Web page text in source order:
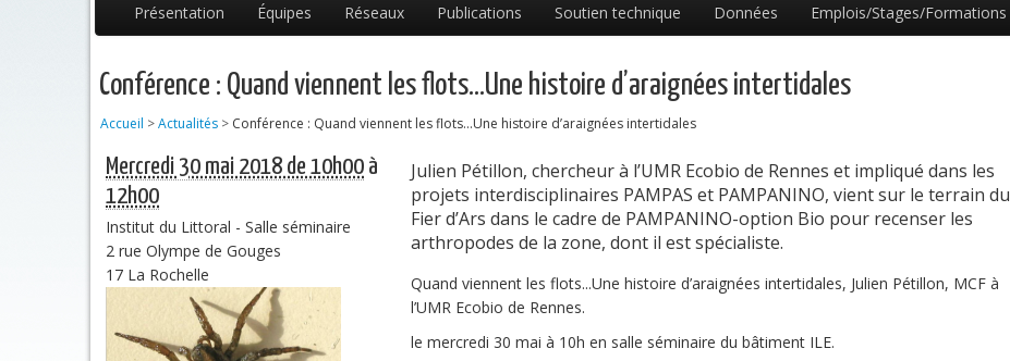
Présentation Équipes Réseaux Publications Soutien technique Données Emplois/Stages/Formations
Conférence : Quand viennent les flots...Une histoire d’araignées intertidales
Accueil >Actualités > Conférence : Quand viennent les flots...Une histoire d’araignées intertidales
Mercredi 30 mai 2018 de 10h00 à
12h00
Institut du Littoral - Salle séminaire
2 rue Olympe de Gouges
17 La Rochelle
Julien Pétillon, chercheur à l’UMR Ecobio de Rennes et impliqué dans les
projets interdisciplinaires PAMPAS et PAMPANINO, vient sur le terrain du
Fier d’Ars dans le cadre de PAMPANINO-option Bio pour recenser les
arthropodes de la zone, dont il est spécialiste.
Quand viennent les flots...Une histoire d’araignées intertidales, Julien Pétillon, MCF à
l’UMR Ecobio de Rennes.
le mercredi 30 mai à 10h en salle séminaire du bâtiment ILE.